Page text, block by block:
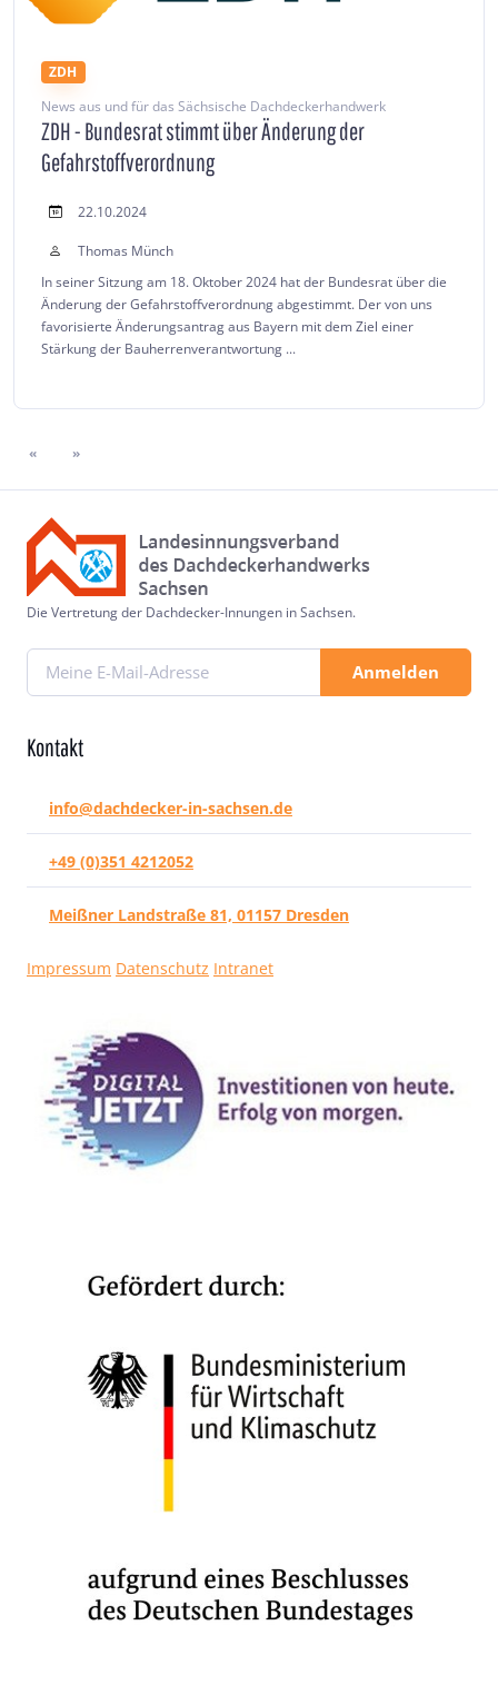
ZDH
News aus und für das Sächsische Dachdeckerhandwerk
ZDH - Bundesrat stimmt über Änderung der
Gefahrstoffverordnung
22.10.2024
Thomas Münch
In seiner Sitzung am 18. Oktober 2024 hat der Bundesrat über die
Änderung der Gefahrstoffverordnung abgestimmt. Der von uns
favorisierte Änderungsantrag aus Bayern mit dem Ziel einer
Stärkung der Bauherrenverantwortung ...
« »
Die Vertretung der Dachdecker-Innungen in Sachsen.
Anmelden
Kontakt
info@dachdecker-in-sachsen.de
+49 (0)351 4212052
Meißner Landstraße 81, 01157 Dresden
Impressum Datenschutz Intranet